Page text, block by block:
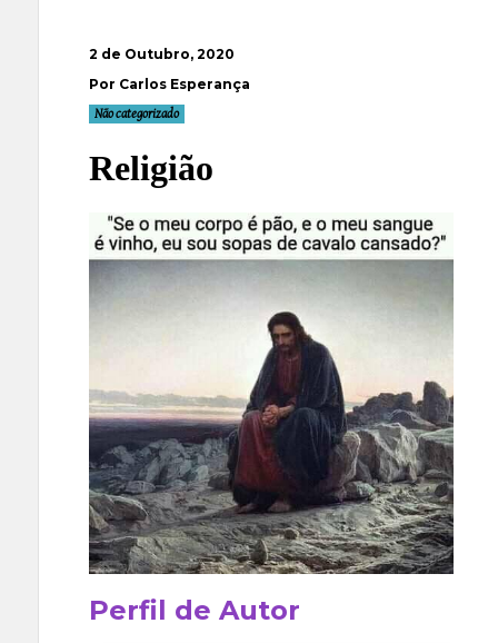
2 de Outubro, 2020
Por Carlos Esperança
Não categorizado
Religião
Perfil de Autor